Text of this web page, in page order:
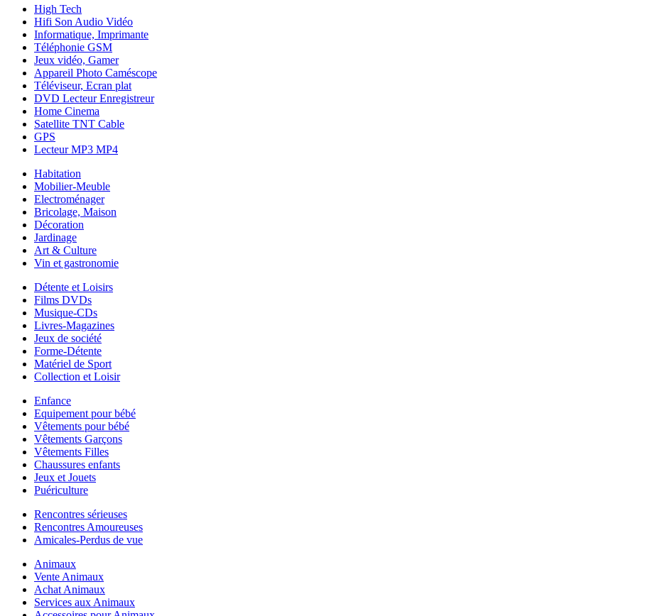
High Tech
Hifi Son Audio Vidéo
Informatique, Imprimante
Téléphonie GSM
Jeux vidéo, Gamer
Appareil Photo Caméscope
Téléviseur, Ecran plat
DVD Lecteur Enregistreur
Home Cinema
Satellite TNT Cable
GPS
Lecteur MP3 MP4
Habitation
Mobilier-Meuble
Electroménager
Bricolage, Maison
Décoration
Jardinage
Art & Culture
Vin et gastronomie
Détente et Loisirs
Films DVDs
Musique-CDs
Livres-Magazines
Jeux de société
Forme-Détente
Matériel de Sport
Collection et Loisir
Enfance
Equipement pour bébé
Vêtements pour bébé
Vêtements Garçons
Vêtements Filles
Chaussures enfants
Jeux et Jouets
Puériculture
Rencontres sérieuses
Rencontres Amoureuses
Amicales-Perdus de vue
Animaux
Vente Animaux
Achat Animaux
Services aux Animaux